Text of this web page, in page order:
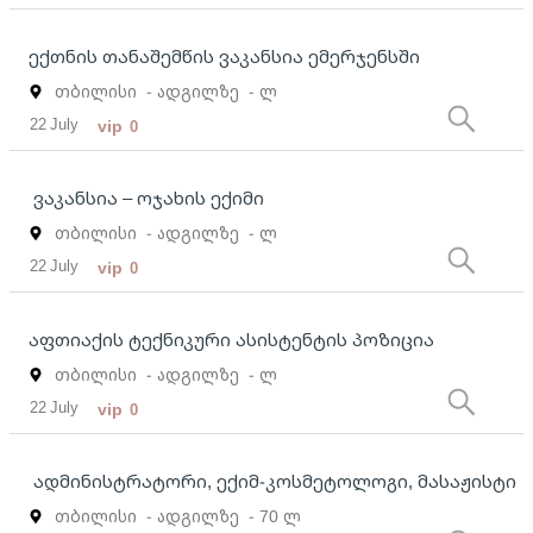
ექთნის თანაშემწის ვაკანსია ემერჯენსში
თბილისი - ადგილზე - ლ
22 July vip 0
ვაკანსია – ოჯახის ექიმი
თბილისი - ადგილზე - ლ
22 July vip 0
აფთიაქის ტექნიკური ასისტენტის პოზიცია
თბილისი - ადგილზე - ლ
22 July vip 0
ადმინისტრატორი, ექიმ-კოსმეტოლოგი, მასაჟისტი
თბილისი - ადგილზე - 70 ლ